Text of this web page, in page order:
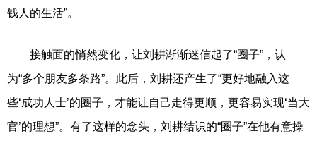
钱人的生活”。
接触面的悄然变化，让刘耕渐渐迷信起了“圈子”，认
为“多个朋友多条路”。此后，刘耕还产生了“更好地融入这
些‘成功人士’的圈子，才能让自己走得更顺，更容易实现‘当大
官’的理想”。有了这样的念头，刘耕结识的“圈子”在他有意操